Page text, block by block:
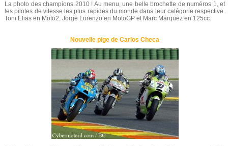
La photo des champions 2010 ! Au menu, une belle brochette de numéros 1, et
les pilotes de vitesse les plus rapides du monde dans leur catégorie respective.
Toni Elias en Moto2, Jorge Lorenzo en MotoGP et Marc Marquez en 125cc.
Nouvelle pige de Carlos Checa